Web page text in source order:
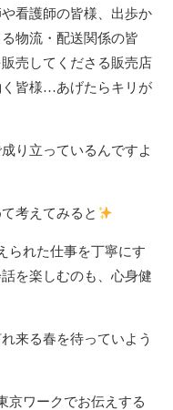
看護師の皆様、出歩か
物流・配送関係の皆
売してくださる販売店
皆様…あげたらキリが
り立っているんですよ
考えてみると
られた仕事を丁寧にす
を楽しむのも、心身健
来る春を待っていよう
京ワークでお伝えする